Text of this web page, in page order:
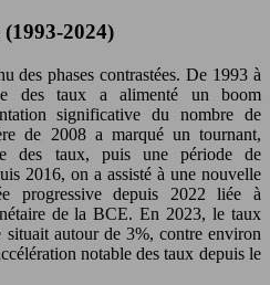
2024)
des phases contrastées. De 1993 à
des taux a alimenté un boom
significative du nombre de
de 2008 a marqué un tournant,
des taux, puis une période de
2016, on a assisté à une nouvelle
progressive depuis 2022 liée à
de la BCE. En 2023, le taux
autour de 3%, contre environ
notable des taux depuis le